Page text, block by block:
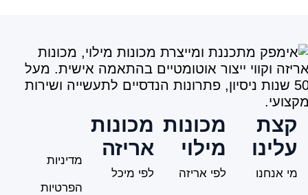
קצת
עלינו
מי אנחנו
מכונות
מילוי
לפי אריזה
מכונות
אריזה
לפי מיכל
מדיניות
הפרטיות